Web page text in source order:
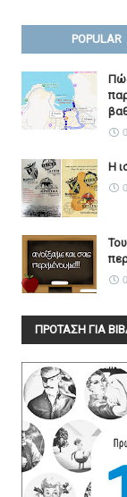
POPULAR
Η
ΠΡΟΤΑΣΗ ΓΙΑ